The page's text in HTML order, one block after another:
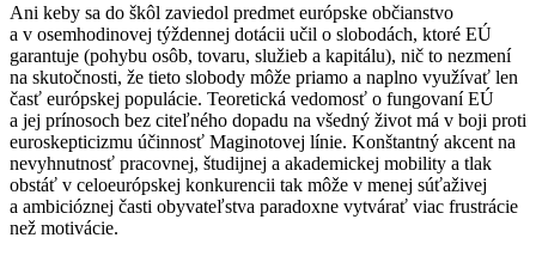
Ani keby sa do škôl zaviedol predmet európske občianstvo
a v osemhodinovej týždennej dotácii učil o slobodách, ktoré EÚ
garantuje (pohybu osôb, tovaru, služieb a kapitálu), nič to nezmení
na skutočnosti, že tieto slobody môže priamo a naplno využívať len
časť európskej populácie. Teoretická vedomosť o fungovaní EÚ
a jej prínosoch bez citeľného dopadu na všedný život má v boji proti
euroskepticizmu účinnosť Maginotovej línie. Konštantný akcent na
nevyhnutnosť pracovnej, študijnej a akademickej mobility a tlak
obstáť v celoeurópskej konkurencii tak môže v menej súťaživej
a ambicióznej časti obyvateľstva paradoxne vytvárať viac frustrácie
než motivácie.